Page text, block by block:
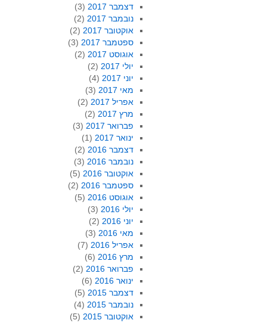
דצמבר 2017
(3)
נובמבר 2017
(2)
אוקטובר 2017
(2)
ספטמבר 2017
(3)
אוגוסט 2017
(2)
יולי 2017
(2)
יוני 2017
(4)
מאי 2017
(3)
אפריל 2017
(2)
מרץ 2017
(2)
פברואר 2017
(3)
ינואר 2017
(1)
דצמבר 2016
(2)
נובמבר 2016
(3)
אוקטובר 2016
(5)
ספטמבר 2016
(2)
אוגוסט 2016
(5)
יולי 2016
(3)
יוני 2016
(2)
מאי 2016
(3)
אפריל 2016
(7)
מרץ 2016
(6)
פברואר 2016
(2)
ינואר 2016
(6)
דצמבר 2015
(5)
נובמבר 2015
(4)
אוקטובר 2015
(5)